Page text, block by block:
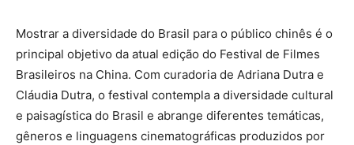
Mostrar a diversidade do Brasil para o público chinês é o
principal objetivo da atual edição do Festival de Filmes
Brasileiros na China. Com curadoria de Adriana Dutra e
Cláudia Dutra, o festival contempla a diversidade cultural
e paisagística do Brasil e abrange diferentes temáticas,
gêneros e linguagens cinematográficas produzidos por